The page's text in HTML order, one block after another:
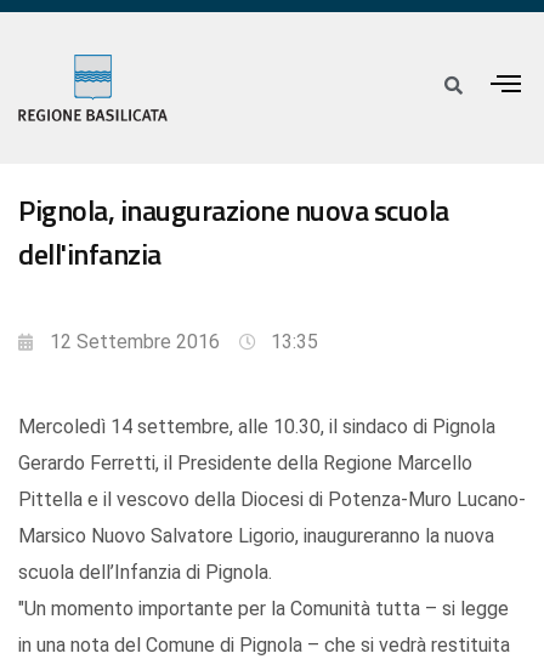
Pignola, inaugurazione nuova scuola
dell'infanzia
12 Settembre 2016 13:35
Mercoledì 14 settembre, alle 10.30, il sindaco di Pignola
Gerardo Ferretti, il Presidente della Regione Marcello
Pittella e il vescovo della Diocesi di Potenza-Muro Lucano-
Marsico Nuovo Salvatore Ligorio, inaugureranno la nuova
scuola dell’Infanzia di Pignola.
"Un momento importante per la Comunità tutta – si legge
in una nota del Comune di Pignola – che si vedrà restituita